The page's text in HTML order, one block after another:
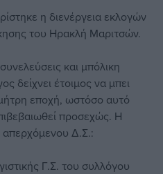
η διενέργεια εκλογών
του Ηρακλή Μαριτσών.
και μπόλικη
δείχνει έτοιμος να μπει
εποχή, ωστόσο αυτό
προσεχώς. Η
Δ.Σ.:
Γ.Σ. του συλλόγου